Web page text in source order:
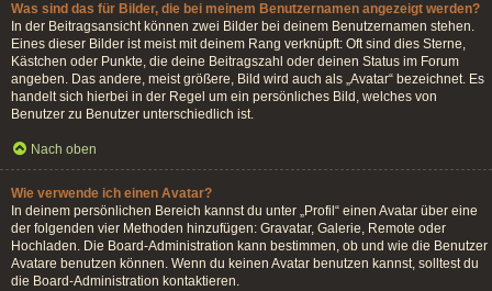
Was sind das für Bilder, die bei meinem Benutzernamen angezeigt werden?
In der Beitragsansicht können zwei Bilder bei deinem Benutzernamen stehen.
Eines dieser Bilder ist meist mit deinem Rang verknüpft: Oft sind dies Sterne,
Kästchen oder Punkte, die deine Beitragszahl oder deinen Status im Forum
angeben. Das andere, meist größere, Bild wird auch als „Avatar“ bezeichnet. Es
handelt sich hierbei in der Regel um ein persönliches Bild, welches von
Benutzer zu Benutzer unterschiedlich ist.
Nach oben
Wie verwende ich einen Avatar?
In deinem persönlichen Bereich kannst du unter „Profil“ einen Avatar über eine
der folgenden vier Methoden hinzufügen: Gravatar, Galerie, Remote oder
Hochladen. Die Board-Administration kann bestimmen, ob und wie die Benutzer
Avatare benutzen können. Wenn du keinen Avatar benutzen kannst, solltest du
die Board-Administration kontaktieren.